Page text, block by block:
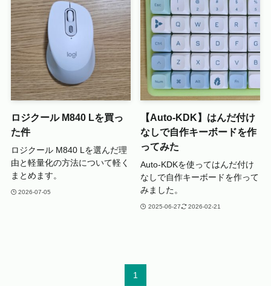
ロジクール M840 Lを買っ
た件
ロジクール M840 Lを選んだ理
由と軽量化の方法について軽く
まとめます。
2026-07-05
【Auto-KDK】はんだ付け
なしで自作キーボードを作
ってみた
Auto-KDKを使ってはんだ付け
なしで自作キーボードを作って
みました。
2025-06-27 2026-02-21
1